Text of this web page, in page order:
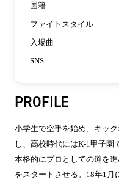
国籍
ファイトスタイル
入場曲
SNS
PROFILE
小学生で空手を始め、キッ
し、高校時代にはK-1甲子園
本格的にプロとしての道を
をスタートさせる。18年1月